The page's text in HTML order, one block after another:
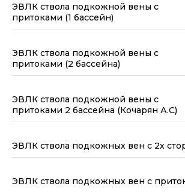
ЭВЛК ствола подкожной вены с
притоками (1 бассейн)
ЭВЛК ствола подкожной вены с
притоками (2 бассейна)
ЭВЛК ствола подкожной вены с
притоками 2 бассейна (Кочарян А.С)
ЭВЛК ствола подкожных вен с 2х
ЭВЛК ствола подкожных вен с